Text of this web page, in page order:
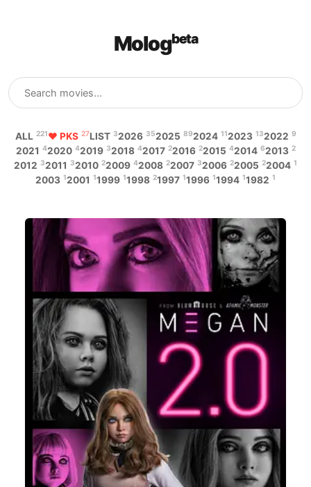
Mologᵇᵉᵗᵃ
ALL 221♥ PKS 27LIST 32026 352025 892024 112023 132022 9
2021 42020 42019 32018 42017 22016 22015 42014 62013 2
2012 32011 32010 22009 42008 22007 32006 22005 22004 1
2003 12001 11999 11998 21997 11996 11994 11982 1